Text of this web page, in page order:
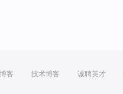
客 技术博客 诚聘英才